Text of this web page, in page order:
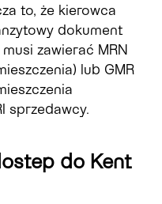
to, że kierowca
dokument
zawierać MRN
lub GMR
sprzedawcy.
do Kent